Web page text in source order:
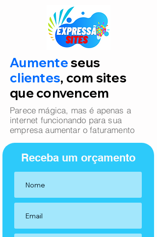
Aumenteseus
clientes, com sites
que convencem
Parece mágica, mas é apenas a
internet funcionando para sua
empresa aumentar o faturamento
Receba um orçamento